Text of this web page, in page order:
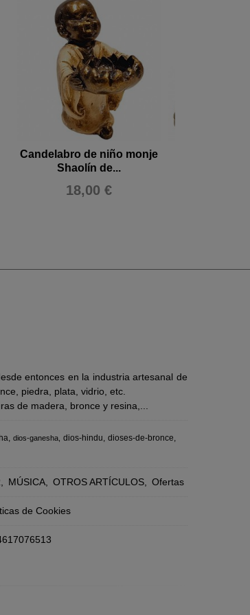
Candelabro de niño monje
Shaolín de...
18,00 €
entonces en la industria artesanal de
piedra, plata, vidrio, etc.
de madera, bronce y resina,...
dios-ganesha dios-hindu dioses-de-bronce
MÚSICA OTROS ARTÍCULOS Ofertas
de Cookies